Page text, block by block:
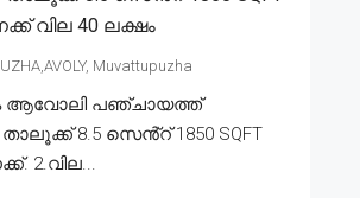
വില 40 ലക്ഷം
Muvattupuzha
ആവോലി പഞ്ചായത്ത്
8.5 സെൻ്റ് 1850 SQFT
2.വില...